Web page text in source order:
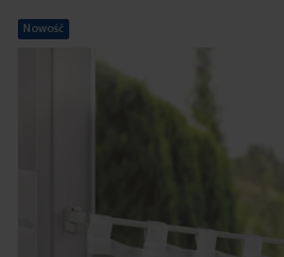
Nowość